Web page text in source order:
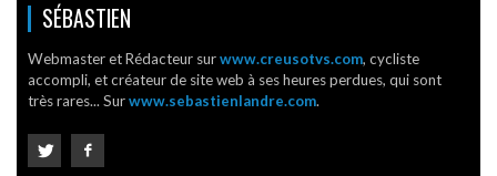
SÉBASTIEN
Webmaster et Rédacteur surwww.creusotvs.com, cycliste
accompli, et créateur de site web à ses heures perdues, qui sont
très rares... Surwww.sebastienlandre.com.